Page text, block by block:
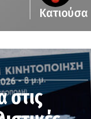
Κατιούσα
στις